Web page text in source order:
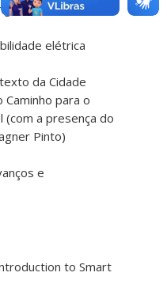
+ Coffee
elétrica
da Cidade
para o
a presença do
Pinto)
e
to Smart